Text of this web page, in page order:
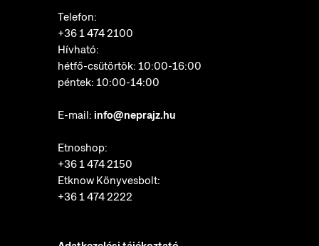
Telefon:
+36 1 474 2100
Hívható:
hétfő-csütörtök: 10:00-16:00
péntek: 10:00-14:00
E-mail: info@neprajz.hu
Etnoshop:
+36 1 474 2150
Etknow Könyvesbolt:
+36 1 474 2222